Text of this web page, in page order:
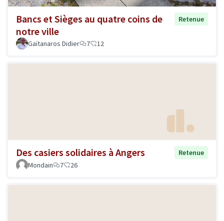
Bancs et Sièges au quatre coins de
notre ville
Retenue
Gaïtanaros Didier 7 12
Des casiers solidaires à Angers
Retenue
Mondain
7 26